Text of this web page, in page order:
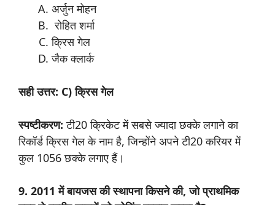
अर्जुन मोहन
रोहित शर्मा
क्रिस गेल
जैक क्लार्क
सही उत्तर: C) क्रिस गेल
स्पष्टीकरण: टी20 क्रिकेट में सबसे ज्यादा छक्के लगाने का
रिकॉर्ड क्रिस गेल के नाम है, जिन्होंने अपने टी20 करियर में
कुल 1056 छक्के लगाए हैं।
9. 2011 में बायजस की स्थापना किसने की, जो प्राथमिक